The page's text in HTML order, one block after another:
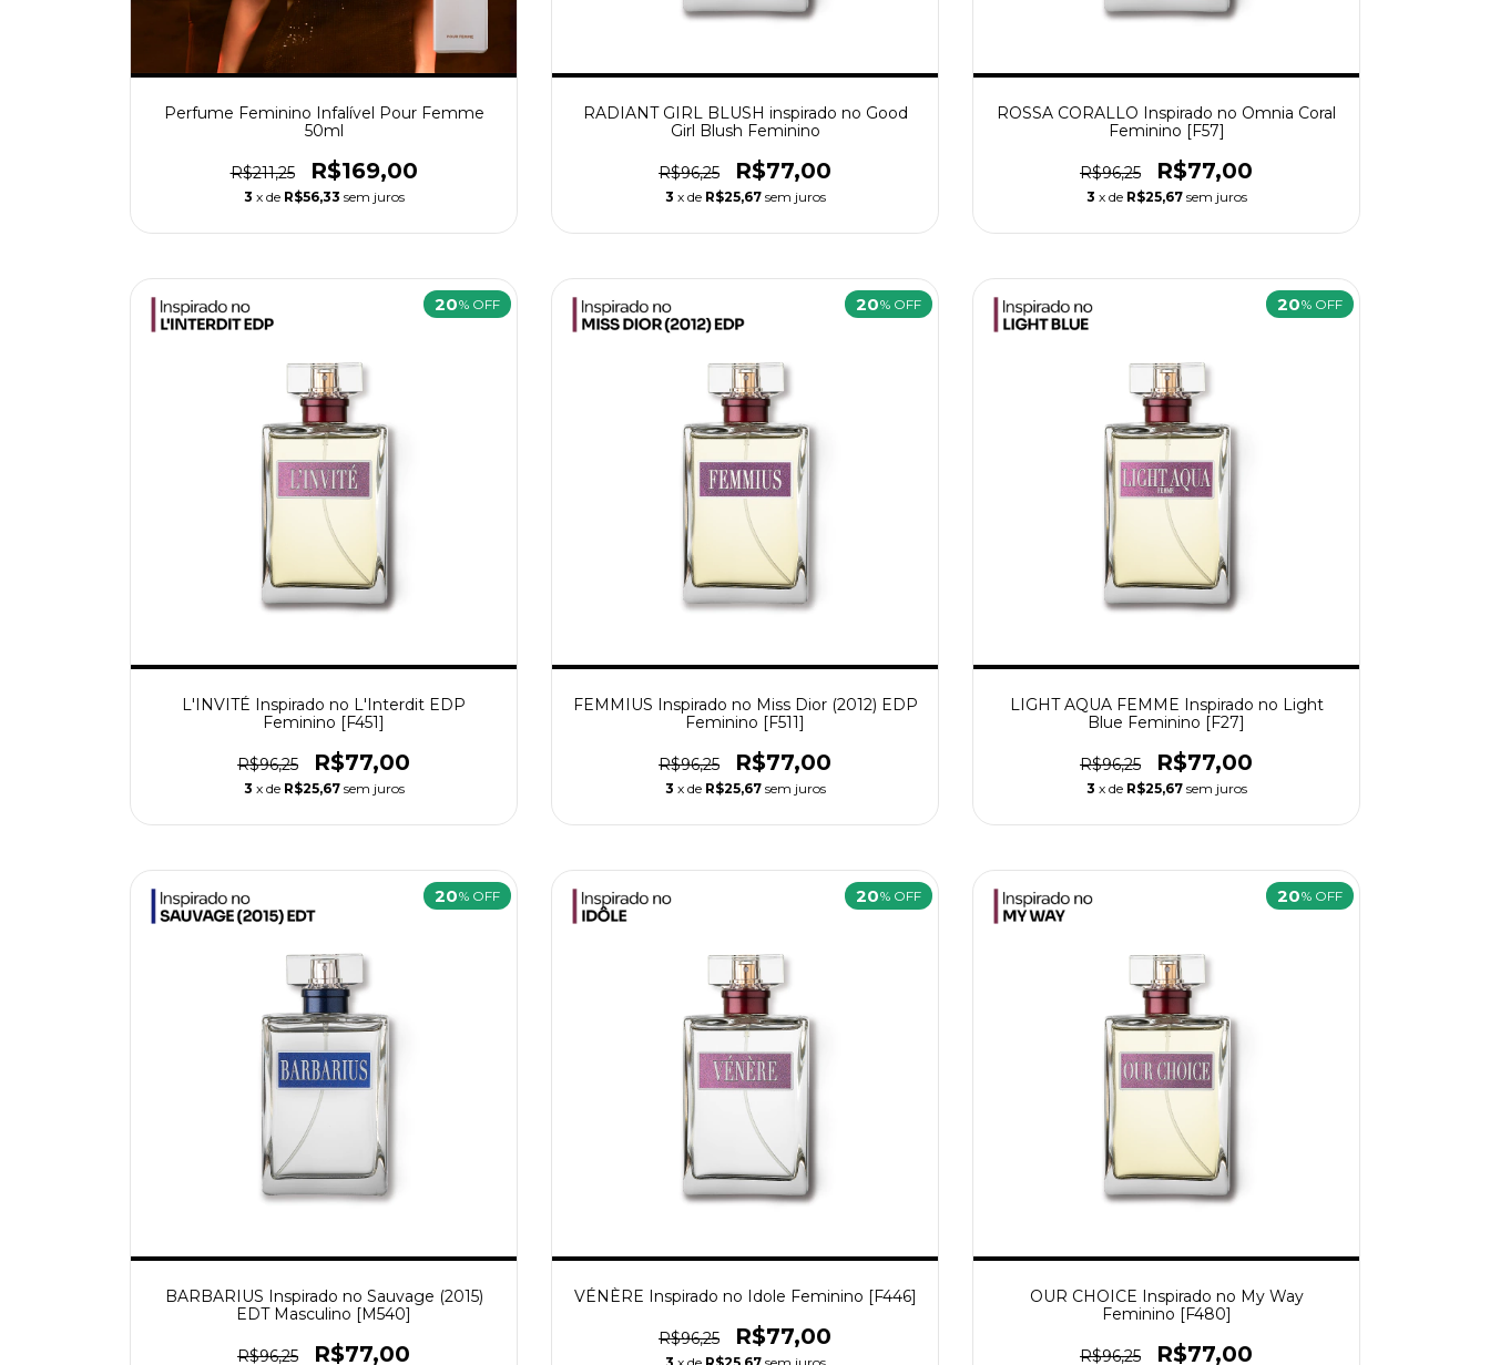
Perfume Feminino Infalível Pour Femme
50ml
R$211,25 R$169,00
3 x de R$56,33 sem juros
RADIANT GIRL BLUSH inspirado no Good
Girl Blush Feminino
R$96,25 R$77,00
3 x de R$25,67 sem juros
ROSSA CORALLO Inspirado no Omnia Coral
Feminino [F57]
R$96,25 R$77,00
3 x de R$25,67 sem juros
20% OFF
L'INVITÉ Inspirado no L'Interdit EDP
Feminino [F451]
R$96,25 R$77,00
3 x de R$25,67 sem juros
20% OFF
FEMMIUS Inspirado no Miss Dior (2012) EDP
Feminino [F511]
R$96,25 R$77,00
3 x de R$25,67 sem juros
20% OFF
LIGHT AQUA FEMME Inspirado no Light
Blue Feminino [F27]
R$96,25 R$77,00
3 x de R$25,67 sem juros
20% OFF
BARBARIUS Inspirado no Sauvage (2015)
EDT Masculino [M540]
R$96,25 R$77,00
20% OFF
VÉNÈRE Inspirado no Idole Feminino [F446]
R$96,25 R$77,00
20% OFF
OUR CHOICE Inspirado no My Way
Feminino [F480]
R$96,25 R$77,00